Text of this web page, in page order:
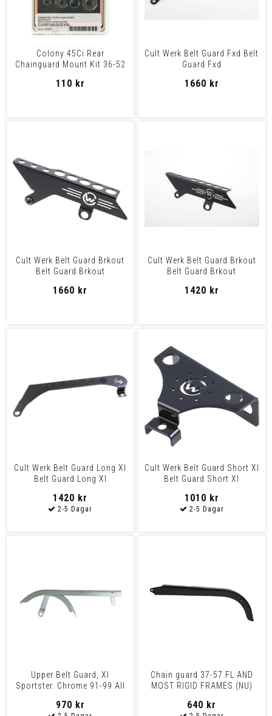
Colony 45Ci Rear
Chainguard Mount Kit 36-52
110 kr
Cult Werk Belt Guard Fxd Belt
Guard Fxd
1660 kr
Cult Werk Belt Guard Brkout
Belt Guard Brkout
1660 kr
Cult Werk Belt Guard Brkout
Belt Guard Brkout
1420 kr
Cult Werk Belt Guard Long Xl
Belt Guard Long Xl
1420 kr
Cult Werk Belt Guard Short Xl
Belt Guard Short Xl
1010 kr
Upper Belt Guard, Xl
Sportster. Chrome 91-99 All
970 kr
Chain guard 37-57 FL AND
MOST RIGID FRAMES (NU)
640 kr